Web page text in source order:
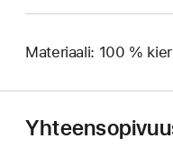
Materiaali: 100 %